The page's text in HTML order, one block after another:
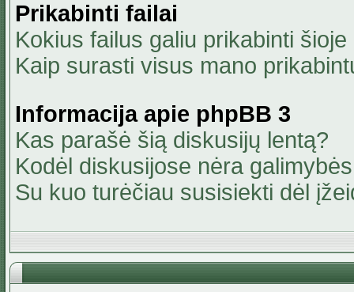
Prikabinti failai
Kokius failus galiu prikabinti
Kaip surasti visus mano
Informacija apie phpBB 3
Kas parašė šią diskusijų lentą?
Kodėl diskusijose nėra
Su kuo turėčiau susisiekti dėl